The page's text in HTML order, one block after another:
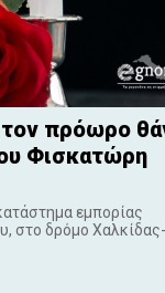
πρόωρο
Φισκατώρη
εμπορίας
στο δρόμο Χαλκίδας-